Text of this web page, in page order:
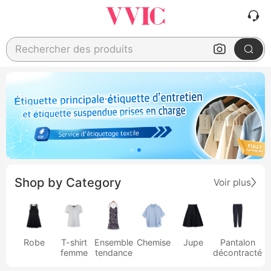
Rechercher des produits
Shop by Category Voir plus
Robe
T-shirt
femme
Ensemble
tendance
Chemise Jupe
Pantalon
décontracté